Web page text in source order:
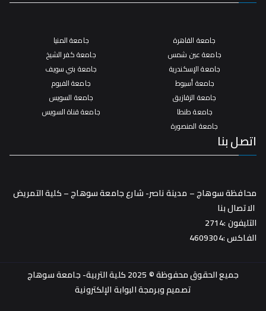
جامعة القاهرة
جامعة عين شمس
جامعة الإسكندرية
جامعة أسيوط
جامعة الزقازيق
جامعة طنطا
جامعة المنصورة
جامعة المنيا
جامعة كفر الشيخ
جامعة بني سويف
جامعة الفيوم
جامعة السويس
جامعة قناة السويس
اتصل بنا
محافظة سوهاج – مدينة ناصر- شارع جامعة سوهاج – كلية التمريض
الاتصال بنا
التليفون :2714
الفاكس :4609304
جميع الحقوق محفوظة © 2025 كلية التربية- جامعة سوهاج
تصميم وبرمجةالبوابة الإلكترونية